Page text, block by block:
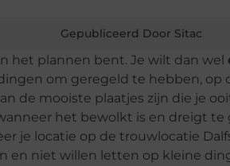
Gepubliceerd Door Sitac
het plannen bent. Je wilt dan wel
om geregeld te hebben, op
de mooiste plaatjes zijn die je
het bewolkt is en dreigt te
je locatie op de trouwlocatie
en niet willen letten op kleine